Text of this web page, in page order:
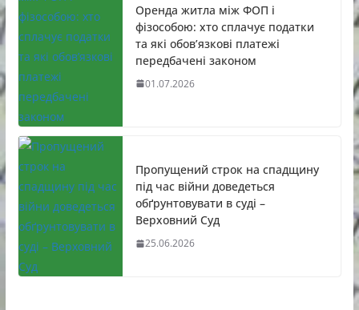
Оренда житла між ФОП і
фізособою: хто сплачує податки
та які обов’язкові платежі
передбачені законом
01.07.2026
Пропущений строк на спадщину
під час війни доведеться
обґрунтовувати в суді –
Верховний Суд
25.06.2026